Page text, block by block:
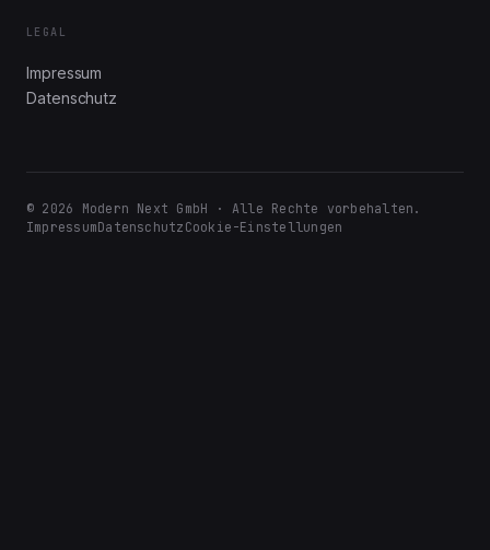
LEGAL
Impressum
Datenschutz
© 2026 Modern Next GmbH · Alle Rechte vorbehalten.
ImpressumDatenschutz Cookie-Einstellungen